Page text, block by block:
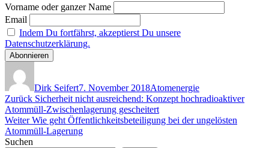
Vorname oder ganzer Name
Email
Indem Du fortfährst, akzeptierst Du unsere
Datenschutzerklärung.
Dirk Seifert7. November 2018Atomenergie
Beitragsnavigation
Zurück Vorheriger
Beitrag:
Sicherheit nicht ausreichend: Konzept hochradioaktiver
Atommüll-Zwischenlagerung gescheitert
Weiter Nächster
Beitrag:
Wie geht Öffentlichkeitsbeteiligung bei der ungelösten
Atommüll-Lagerung
Suchen